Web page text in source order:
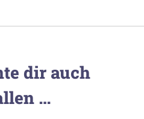
dir auch
…